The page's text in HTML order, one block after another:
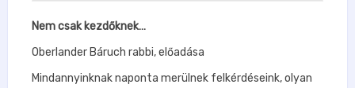
Nem csak kezdőknek…
Oberlander Báruch rabbi, előadása
Mindannyinknak naponta merülnek felkérdéseink, olyan